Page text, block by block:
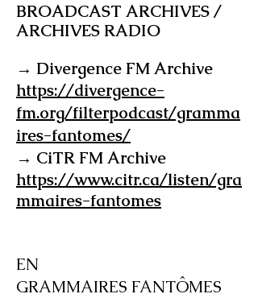
BROADCAST ARCHIVES /
ARCHIVES RADIO
→ Divergence FM Archive
https://divergence-
fm.org/filterpodcast/gramma
ires-fantomes/
→ CiTR FM Archive
https://www.citr.ca/listen/gra
mmaires-fantomes
EN
GRAMMAIRES FANTÔMES